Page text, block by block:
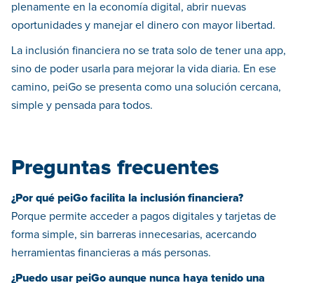
plenamente en la economía digital, abrir nuevas
oportunidades y manejar el dinero con mayor libertad.
La inclusión financiera no se trata solo de tener una app,
sino de poder usarla para mejorar la vida diaria. En ese
camino, peiGo se presenta como una solución cercana,
simple y pensada para todos.
Preguntas frecuentes
¿Por qué peiGo facilita la inclusión financiera?
Porque permite acceder a pagos digitales y tarjetas de
forma simple, sin barreras innecesarias, acercando
herramientas financieras a más personas.
¿Puedo usar peiGo aunque nunca haya tenido una